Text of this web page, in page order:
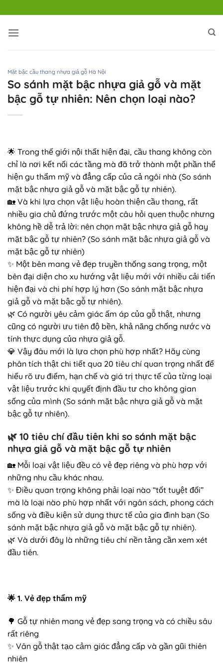
qua
nội
Mặt bậc cầu thang nhựa giả gỗ Hà Nội
So sánh mặt bậc nhựa giả gỗ và mặt
bậc gỗ tự nhiên: Nên chọn loại nào?
🌟 Trong thế giới nội thất hiện đại, cầu thang không còn
chỉ là nơi kết nối các tầng mà đã trở thành một phần thể
hiện gu thẩm mỹ và đẳng cấp của cả ngôi nhà (So sánh
mặt bậc nhựa giả gỗ và mặt bậc gỗ tự nhiên).
🏡 Và khi lựa chọn vật liệu hoàn thiện cầu thang, rất
nhiều gia chủ đứng trước một câu hỏi quen thuộc nhưng
không hề dễ trả lời: nên chọn mặt bậc nhựa giả gỗ hay
mặt bậc gỗ tự nhiên? (So sánh mặt bậc nhựa giả gỗ và
mặt bậc gỗ tự nhiên)
✨ Một bên mang vẻ đẹp truyền thống sang trọng, một
bên đại diện cho xu hướng vật liệu mới với nhiều cải tiến
hiện đại và chi phí hợp lý hơn (So sánh mặt bậc nhựa
giả gỗ và mặt bậc gỗ tự nhiên).
🌿 Có người yêu cảm giác ấm áp của gỗ thật, nhưng
cũng có người ưu tiên độ bền, khả năng chống nước và
tính thực dụng của nhựa giả gỗ.
💎 Vậy đâu mới là lựa chọn phù hợp nhất? Hãy cùng
phân tích thật chi tiết qua 20 tiêu chí quan trọng nhất để
hiểu rõ ưu điểm, hạn chế và giá trị thực tế của từng loại
vật liệu trước khi quyết định đầu tư cho không gian
sống của mình (So sánh mặt bậc nhựa giả gỗ và mặt
bậc gỗ tự nhiên).
🌿 10 tiêu chí đầu tiên khi so sánh mặt bậc
nhựa giả gỗ và mặt bậc gỗ tự nhiên
🏡 Mỗi loại vật liệu đều có vẻ đẹp riêng và phù hợp với
những nhu cầu khác nhau.
✨ Điều quan trọng không phải loại nào “tốt tuyệt đối”
mà là loại nào phù hợp nhất với ngân sách, phong cách
sống và điều kiện sử dụng thực tế của gia đình bạn (So
sánh mặt bậc nhựa giả gỗ và mặt bậc gỗ tự nhiên).
🌿 Và dưới đây là những tiêu chí nền tảng cần xem xét
đầu tiên.
🌟 1. Vẻ đẹp thẩm mỹ
🌳 Gỗ tự nhiên mang vẻ đẹp sang trọng và có chiều sâu
rất riêng
✨ Vân gỗ thật tạo cảm giác đẳng cấp và gần gũi thiên
nhiên